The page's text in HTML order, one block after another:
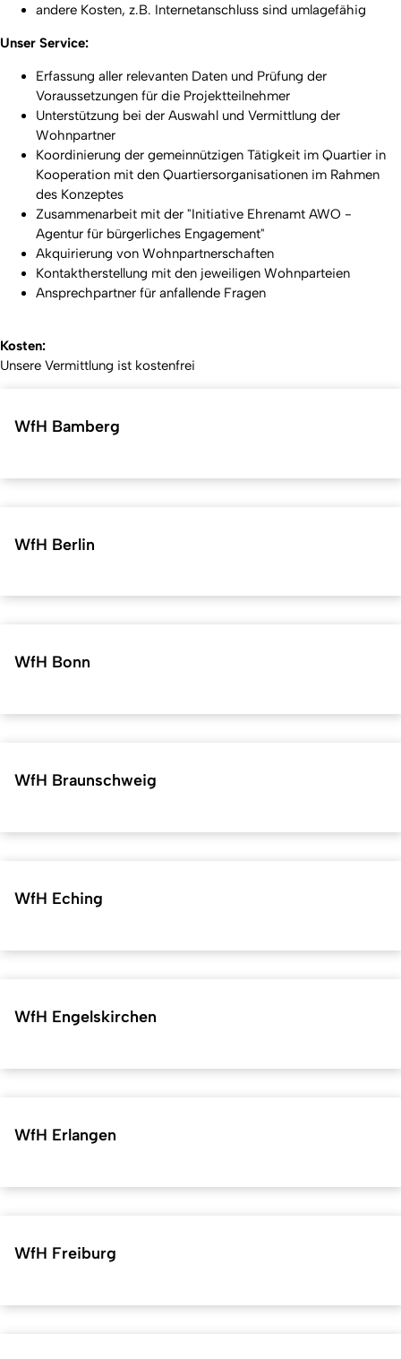
andere Kosten, z.B. Internetanschluss sind umlagefähig
Unser Service:
Erfassung aller relevanten Daten und Prüfung der
Voraussetzungen für die Projektteilnehmer
Unterstützung bei der Auswahl und Vermittlung der
Wohnpartner
Koordinierung der gemeinnützigen Tätigkeit im Quartier in
Kooperation mit den Quartiersorganisationen im Rahmen
des Konzeptes
Zusammenarbeit mit der "Initiative Ehrenamt AWO -
Agentur für bürgerliches Engagement"
Akquirierung von Wohnpartnerschaften
Kontaktherstellung mit den jeweiligen Wohnparteien
Ansprechpartner für anfallende Fragen
Kosten:
Unsere Vermittlung ist kostenfrei
WfH Bamberg
WfH Berlin
WfH Bonn
WfH Braunschweig
WfH Eching
WfH Engelskirchen
WfH Erlangen
WfH Freiburg